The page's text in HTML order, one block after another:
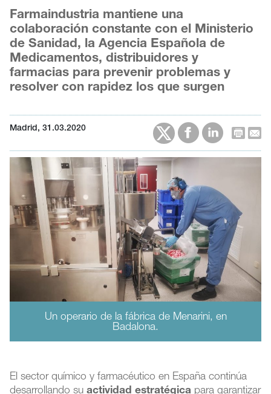
Farmaindustria mantiene una
colaboración constante con el Ministerio
de Sanidad, la Agencia Española de
Medicamentos, distribuidores y
farmacias para prevenir problemas y
resolver con rapidez los que surgen
Madrid, 31.03.2020
Un operario de la fábrica de Menarini, en
Badalona.
El sector químico y farmacéutico en España continúa
desarrollando su actividad estratégica para garantizar